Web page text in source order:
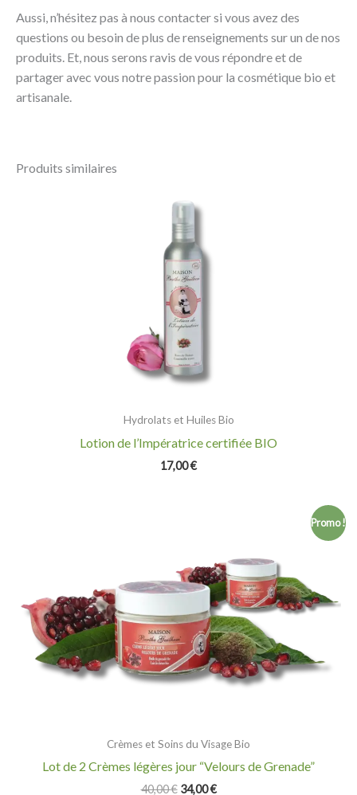
Aussi, n’hésitez pas à nous contacter si vous avez des
questions ou besoin de plus de renseignements sur un de nos
produits. Et, nous serons ravis de vous répondre et de
partager avec vous notre passion pour la cosmétique bio et
artisanale.
Produits similaires
Hydrolats et Huiles Bio
Lotion de l’Impératrice certifiée BIO
17,00€
Promo !
Crèmes et Soins du Visage Bio
Lot de 2 Crèmes légères jour “Velours de Grenade”
40,00€
40,00 €.
34,00€
est :
34,00 €.